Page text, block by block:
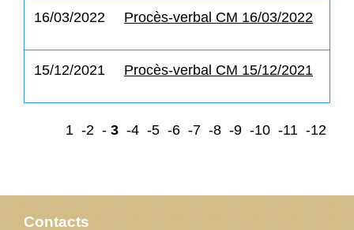
16/03/2022 Procès-verbal CM 16/03/2022
15/12/2021 Procès-verbal CM 15/12/2021
1 -2 - 3 -4 -5 -6 -7 -8 -9 -10 -11 -12
Contacts